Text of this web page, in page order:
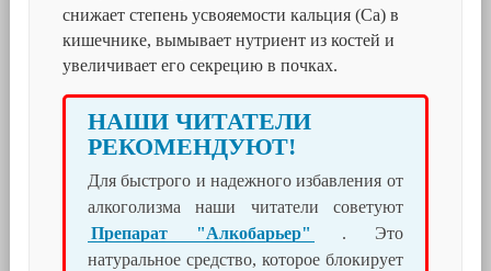
снижает степень усвояемости кальция (Са) в
кишечнике, вымывает нутриент из костей и
увеличивает его секрецию в почках.
НАШИ ЧИТАТЕЛИ
РЕКОМЕНДУЮТ!
Для быстрого и надежного избавления от
алкоголизма наши читатели советуют
Препарат "Алкобарьер"
. Это
натуральное средство, которое блокирует